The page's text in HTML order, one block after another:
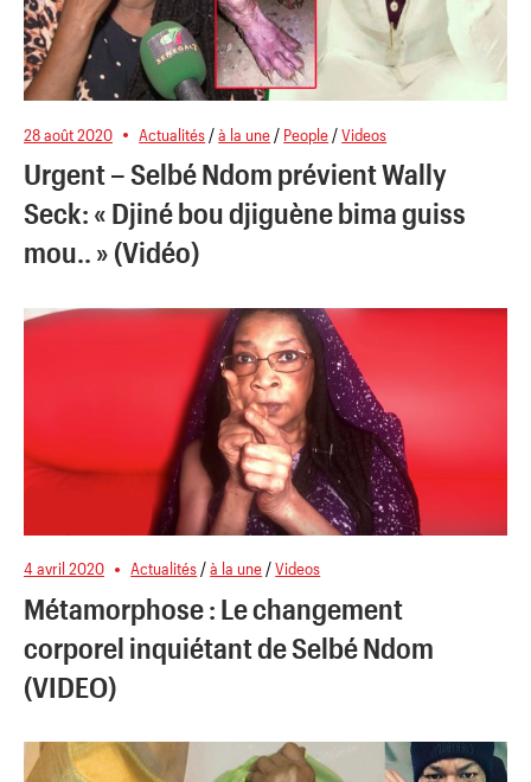
28 août 2020 Actualités /à la une / People /Videos
Urgent – Selbé Ndom prévient Wally
Seck: « Djiné bou djiguène bima guiss
mou.. » (Vidéo)
4 avril 2020 Actualités /à la une /Videos
Métamorphose : Le changement
corporel inquiétant de Selbé Ndom
(VIDEO)